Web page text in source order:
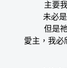
主要
未必
但是
愛主，我必